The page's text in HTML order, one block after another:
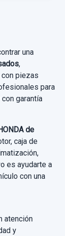
una
,
piezas
para
garantía
de
caja de
es ayudarte a
con una
atención
y